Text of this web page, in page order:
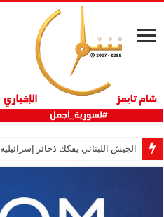
الجيش اللبناني يفكك ذخائر